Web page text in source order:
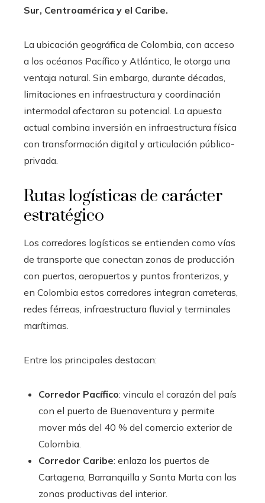
Sur, Centroamérica y el Caribe.
La ubicación geográfica de Colombia, con acceso
a los océanos Pacífico y Atlántico, le otorga una
ventaja natural. Sin embargo, durante décadas,
limitaciones en infraestructura y coordinación
intermodal afectaron su potencial. La apuesta
actual combina inversión en infraestructura física
con transformación digital y articulación público-
privada.
Rutas logísticas de carácter
estratégico
Los corredores logísticos se entienden como vías
de transporte que conectan zonas de producción
con puertos, aeropuertos y puntos fronterizos, y
en Colombia estos corredores integran carreteras,
redes férreas, infraestructura fluvial y terminales
marítimas.
Entre los principales destacan:
Corredor Pacífico: vincula el corazón del país
con el puerto de Buenaventura y permite
mover más del 40 % del comercio exterior de
Colombia.
Corredor Caribe: enlaza los puertos de
Cartagena, Barranquilla y Santa Marta con las
zonas productivas del interior.